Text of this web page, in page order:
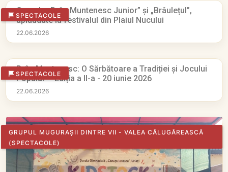
SPECTACOLE
Grupele „Brâu Muntenesc Junior” și „Brâulețul”,
aplaudate la festivalul din Plaiul Nucului
22.06.2026
SPECTACOLE
Brâu Muntenesc: O Sărbătoare a Tradiției și Jocului
Popular – Ediția a II-a - 20 iunie 2026
22.06.2026
GRUPUL MUGURAȘII DINTRE VII - VALEA CĂLUGĂREASCĂ
(SPECTACOLE)